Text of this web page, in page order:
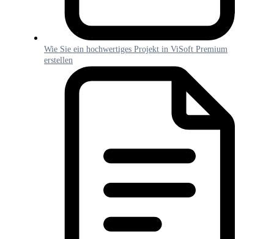
Wie Sie ein hochwertiges Projekt in ViSoft Premium
erstellen